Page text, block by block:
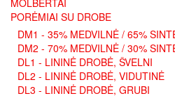
MOLBERTAI
PORĖMIAI SU DROBE
DM1 - 35% MEDVILNĖ / 65%
DM2 - 70% MEDVILNĖ / 30%
DL1 - LININĖ DROBĖ, ŠVELNI
DL2 - LININĖ DROBĖ, VIDUTINĖ
DL3 - LININĖ DROBĖ, GRUBI